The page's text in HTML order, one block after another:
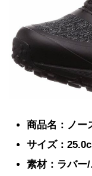
商品名：ノー
サイズ：
素材：ラバー